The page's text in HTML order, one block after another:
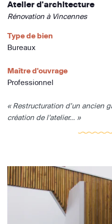
Atelier d'architecture
Rénovation à Vincennes
Type de bien
Bureaux
Maître d'ouvrage
Professionnel
« Restructuration d’un ancien
création de l’atelier... »